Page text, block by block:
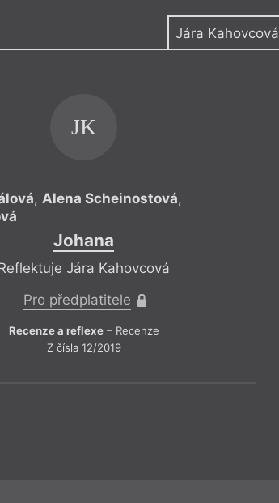
Jára Kahovcová
JK
,Alena Scheinostová,
Johana
Jára Kahovcová
Pro předplatitele
Recenze a reflexe– Recenze
Z čísla 12/2019